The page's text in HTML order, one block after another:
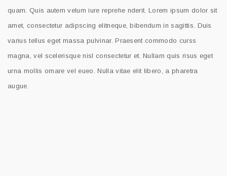
quam. Quis autem velum iure reprehe nderit. Lorem ipsum dolor sit
amet, consectetur adipscing elitneque, bibendum in sagittis. Duis
varius tellus eget massa pulvinar. Praesent commodo curss
magna, vel scelerisque nisl consectetur et. Nullam quis risus eget
urna mollis ornare vel eueo. Nulla vitae elit libero, a pharetra
augue.